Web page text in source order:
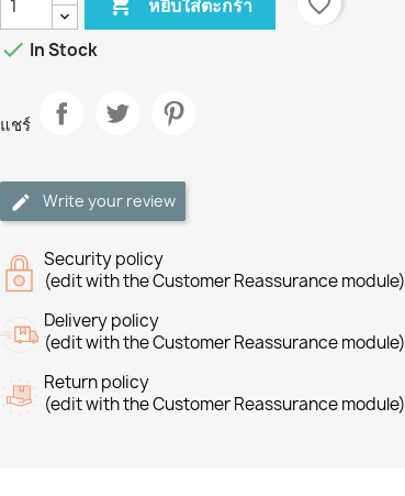
หยิบใส่ตะกร้า
 In Stock
แชร์
Write your review
Security policy
(edit with the Customer Reassurance module)
Delivery policy
(edit with the Customer Reassurance module)
Return policy
(edit with the Customer Reassurance module)